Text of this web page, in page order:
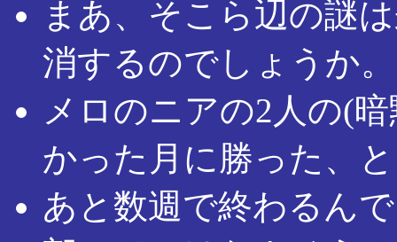
まあ、そこら辺の謎
消するのでしょうか。
メロのニアの2人の(
かった月に勝った、
あと数週で終わるん